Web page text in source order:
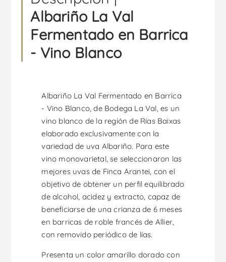
Albariño La Val
Fermentado en Barrica
- Vino Blanco
Albariño La Val Fermentado en Barrica
- Vino Blanco, de Bodega La Val, es un
vino blanco de la región de Rías Baixas
elaborado exclusivamente con la
variedad de uva Albariño. Para este
vino monovarietal, se seleccionaron las
mejores uvas de Finca Arantei, con el
objetivo de obtener un perfil equilibrado
de alcohol, acidez y extracto, capaz de
beneficiarse de una crianza de 6 meses
en barricas de roble francés de Allier,
con removido periódico de lías.
Presenta un color amarillo dorado con